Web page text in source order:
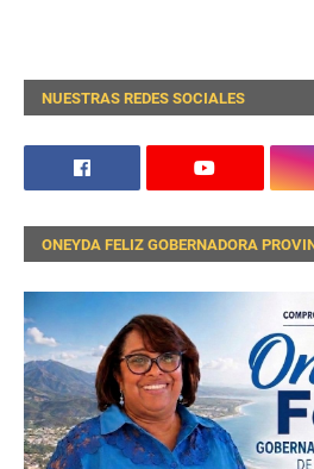
NUESTRAS REDES SOCIALES
ONEYDA FELIZ GOBERNADORA